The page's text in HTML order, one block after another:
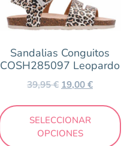
Sandalias Conguitos
COSH285097 Leopardo
39,95€ 19,00€
SELECCIONAR
OPCIONES